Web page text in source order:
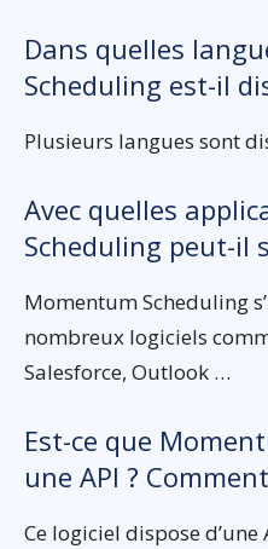
Dans quelles
Scheduling est-il
Plusieurs langues sont
Avec quelles
Scheduling peut-il
Momentum Scheduling
nombreux logiciels
Salesforce, Outlook …
Est-ce que
une API ?
Ce logiciel dispose d’une